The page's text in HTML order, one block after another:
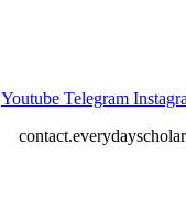
Youtube Telegram